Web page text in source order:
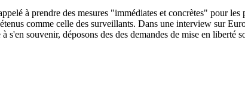
à prendre des mesures "immédiates et concrètes" pour
comme celle des surveillants. Dans une interview sur
s'en souvenir, déposons des des demandes de mise en